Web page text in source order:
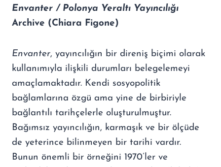
Envanter / Polonya Yeraltı Yayıncılığı
Archive (Chiara Figone)
Envanter, yayıncılığın bir direniş biçimi olarak
kullanımıyla ilişkili durumları belegelemeyi
amaçlamaktadır. Kendi sosyopolitik
bağlamlarına özgü ama yine de birbiriyle
bağlantılı tarihçelerle oluşturulmuştur.
Bağımsız yayıncılığın, karmaşık ve bir ölçüde
de yeterince bilinmeyen bir tarihi vardır.
Bunun önemli bir örneğini 1970’ler ve